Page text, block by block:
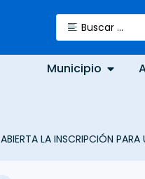
Municipio
ABIERTA LA INSCRIPCIÓN